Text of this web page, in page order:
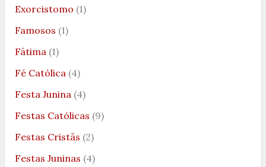
Exorcistomo (1)
Famosos (1)
Fátima(1)
Fé Católica(4)
Festa Junina(4)
Festas Católicas (9)
Festas Cristãs (2)
Festas Juninas (4)